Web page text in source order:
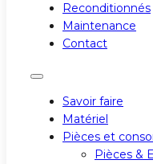
Reconditionnés
Maintenance
Contact
Savoir faire
Matériel
Pièces et
Pièces &